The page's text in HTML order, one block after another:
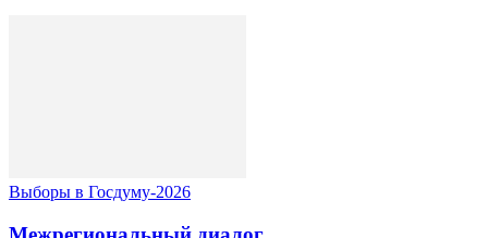
Выборы в Госдуму-2026